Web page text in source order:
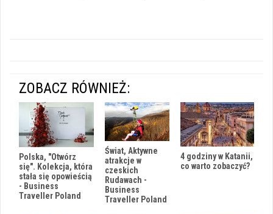
ZOBACZ RÓWNIEŻ:
Polska, "Otwórz
się". Kolekcja, która
stała się opowieścią
- Business
Traveller Poland
Świat, Aktywne
atrakcje w
czeskich
Rudawach -
Business
Traveller Poland
4 godziny w Katanii,
co warto zobaczyć?